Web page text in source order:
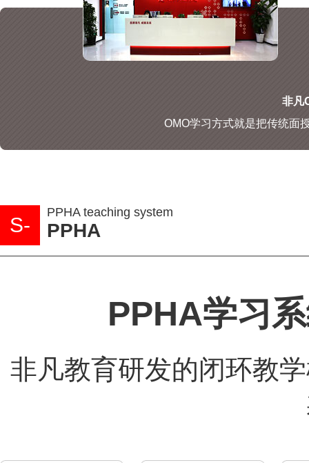
非凡
OMO学习方式就是把传统面
S-
PPHA teaching system
PPHA
PPHA学习
非凡教育研发的闭环教